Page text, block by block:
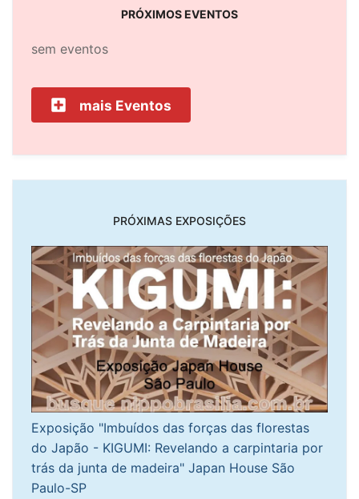
PRÓXIMOS EVENTOS
sem eventos
mais Eventos
PRÓXIMAS EXPOSIÇÕES
Exposição "Imbuídos das forças das florestas
do Japão - KIGUMI: Revelando a carpintaria por
trás da junta de madeira" Japan House São
Paulo-SP